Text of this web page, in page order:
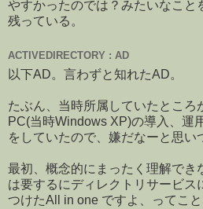
やすかったのでは？みたいなこと
残っている。
ACTIVEDIRECTORY : AD
以下AD。言わずと知れたAD。
たぶん、当時所属していたところ
PC(当時Windows XP)の導入、運
をしていたので、嫌だなーと思い
最初、概念的にまったく理解でき
は要するにディレクトリサービス
つけたAll in one ですよ、ってこと